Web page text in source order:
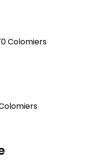
Colomiers